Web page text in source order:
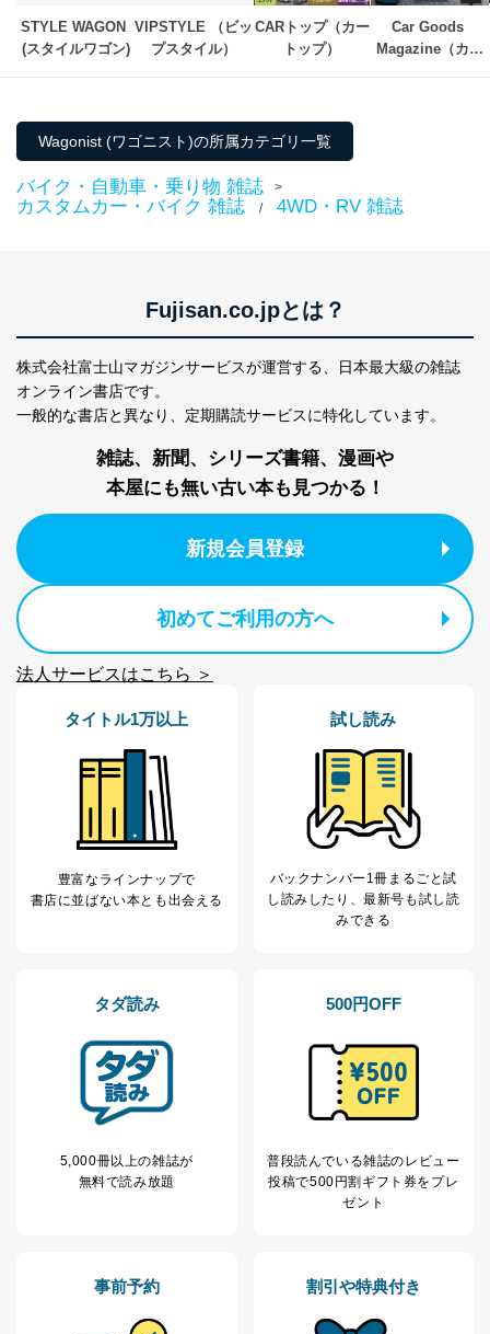
析して、趣味・嗜好に
応じた新商品・サービスに関する
広告のため
当社にお問合わせ
お問い合わせ対応、トラブル対
3
当社カスタマーQ＆
Aサービス利用者
カスタマーQ＆Aサイトの投稿内容
の確認のため
ｅメール等によるカスタマーQ＆A
サイトのサービス内容のご案内の
ため
採用応募者の方の
採用選考、ご連絡のため
5
人情報
め
パートナー（提携
企業）からの委託
定期購読サービス
個人情報
提携企業及びお客様がご購入され
ル等による商品、
に関するご案内のため
7 トに登録された方
当社のサービス利用状況の把握お
よびその分析のため
お問い合わせ対応、トラブル対
その他当社のプライバシーポリシ
ータ（開示対象個人情報）の利用目的であり、下記4.の
開示等のご請求に対応させていただきます。
なお、6、7については、パートナー（提携企業）様又は
各SNS運営会社様にご請求いただきますようお願い致し
３．個人情報の第三者提供について
当社は、取得した個人情報を適切に管理し､あらかじめ
本人の同意を得ることなく第三者に提供することはあり
き。
に特に必要がある場合であって、本人の同意を得るこ
とが困難である場合。
国の機関もしくは地方公共団体またはその委託を受け
た者が法令の定める事務を遂行することに対して協力
により当該事務の遂行に支障を及ぼすおそれがあると
き。
上記２．の利用目的を実施するために守秘義務を結ん
委託・提供先企業は具体的には以下のような企業です
が、これらに限りません。
委託先：カスタマーサポート支援会社 、クレジッ
STYLE WAGON
(スタイルワゴン)
VIPSTYLE （ビッ
プスタイル）
CARトップ（カー
トップ）
Car Goods
Magazine（カー
Wagonist (ワゴニスト)の所属カテゴリ一覧
バイク・自動車・乗り物 雑誌 >
カスタムカー・バイク 雑誌 / 4WD・RV 雑誌
Fujisan.co.jpとは？
株式会社富士山マガジンサービスが運営する、
日本最大級の雑誌
オンライン書店です。
一般的な書店と異なり、 定期購読サービスに特化しています。
雑誌、新聞、シリーズ書籍、漫画や
本屋にも無い古い本も見つかる！
新規会員登録
初めてご利用の方へ
法人サービスはこちら ＞
タイトル1万以上
豊富なラインナップで
書店に並ばない本とも出会える
試し読み
バックナンバー1冊まるごと試
し読み したり、最新号も試し読
みできる
タダ読み
5,000冊以上の雑誌が
無料で読み放題
500円OFF
普段読んでいる雑誌のレビュー
投稿で500円割ギフト券をプレ
ゼント
事前予約 割引や特典付き